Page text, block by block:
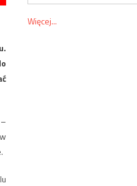
Więcej...